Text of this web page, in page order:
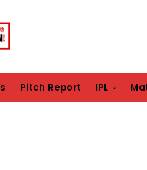
Pitch Report IPL